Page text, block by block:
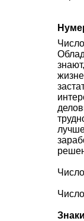
Знаки